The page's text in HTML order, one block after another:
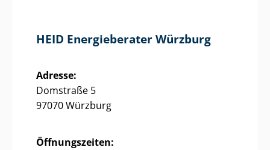
HEID Energieberater Würzburg
Adresse:
Domstraße 5
97070 Würzburg
Öffnungszeiten: